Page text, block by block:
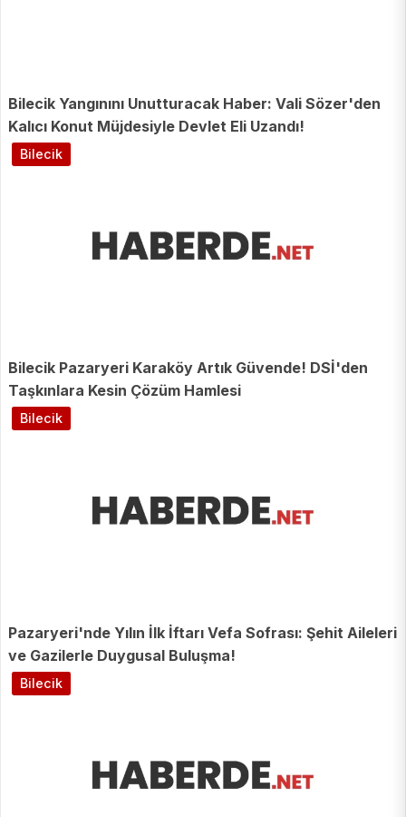
Bilecik Yangınını Unutturacak Haber: Vali Sözer'den
Kalıcı Konut Müjdesiyle Devlet Eli Uzandı!
Bilecik Pazaryeri Karaköy Artık Güvende! DSİ'den
Taşkınlara Kesin Çözüm Hamlesi
Bilecik
Pazaryeri'nde Yılın İlk İftarı Vefa Sofrası: Şehit Aileleri
ve Gazilerle Duygusal Buluşma!
Bilecik
Bilecik